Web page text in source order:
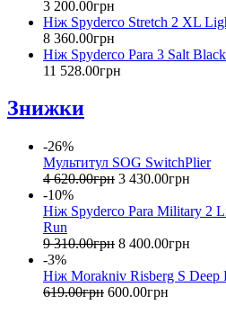
3 200.00грн
Ніж Spyderco Stretch 2 XL
8 360.00грн
Ніж Spyderco Para 3 Salt Black
11 528.00грн
Знижки
-26%
Мультитул SOG SwitchPlier
4 620.00грн 3 430.00грн
-10%
Ніж Spyderco Para Military 2
Run
9 310.00грн 8 400.00грн
-3%
Ніж Morakniv Risberg S Deep
619.00грн 600.00грн